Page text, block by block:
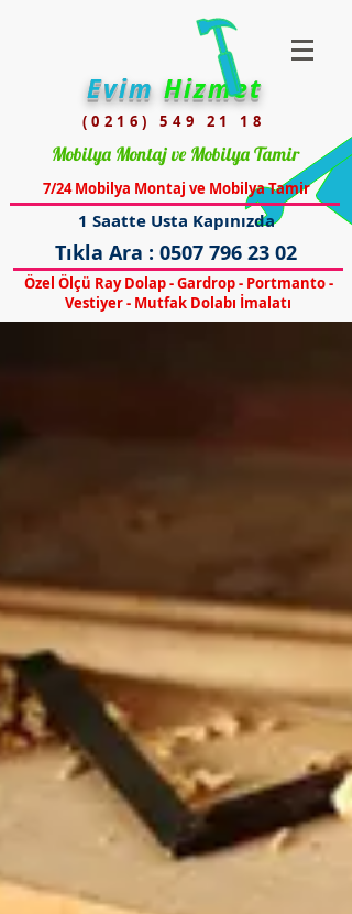
EvimHizmet
(0216) 549 21 18
Mobilya Montaj ve Mobilya Tamir
7/24 Mobilya Montaj ve Mobilya Tamir
1 Saatte Usta Kapınızda
Tıkla Ara : 0507 796 23 02
Özel Ölçü Ray Dolap - Gardrop - Portmanto -
Vestiyer - Mutfak Dolabı İmalatı